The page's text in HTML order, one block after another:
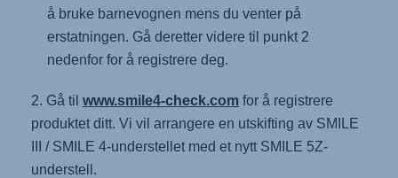
å bruke barnevognen mens du venter på
erstatningen. Gå deretter videre til punkt 2
nedenfor for å registrere deg.
2. Gå til www.smile4-check.com for å registrere
produktet ditt. Vi vil arrangere en utskifting av SMILE
III / SMILE 4-understellet med et nytt SMILE 5Z-
understell.